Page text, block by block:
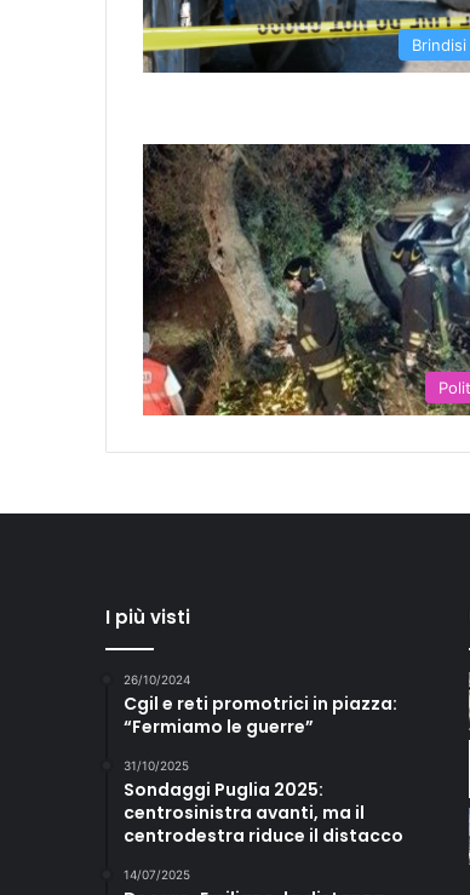
I più visti
26/10/2024
Cgil e reti promotrici in piazza:
“Fermiamo le guerre”
31/10/2025
Sondaggi Puglia 2025:
centrosinistra avanti, ma il
centrodestra riduce il distacco
14/07/2025